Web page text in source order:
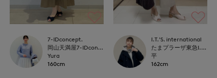
7-IDconcept.
岡山天満屋7-IDconcept.
Yura
160cm
I.T.'S. international
たまプラーザ東急I.T.'S.international
平
162cm